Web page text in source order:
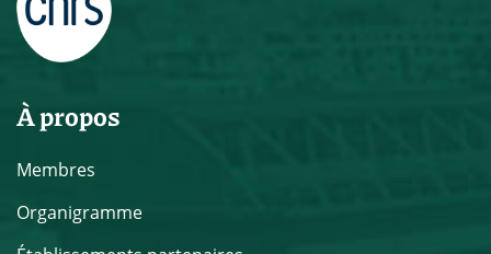
À propos
Membres
Organigramme